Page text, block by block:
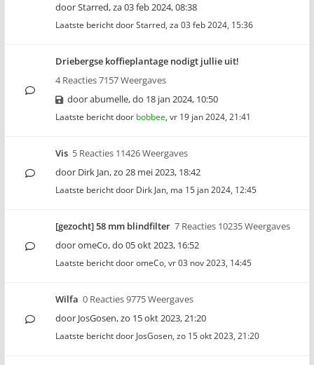
doorStarred,za 03 feb 2024, 08:38
Laatste bericht doorStarred, za 03 feb 2024, 15:36
Driebergse koffieplantage nodigt jullie uit!
4 Reacties 7157 Weergaves
doorabumelle,do 18 jan 2024, 10:50
Laatste bericht door bobbee, vr 19 jan 2024, 21:41
Vis 5 Reacties 11426 Weergaves
door Dirk Jan,zo 28 mei 2023, 18:42
Laatste bericht door Dirk Jan, ma 15 jan 2024, 12:45
[gezocht] 58 mm blindfilter 7 Reacties 10235 Weergaves
dooromeCo,do 05 okt 2023, 16:52
Laatste bericht dooromeCo, vr 03 nov 2023, 14:45
Wilfa 0 Reacties 9775 Weergaves
door JosGosen,zo 15 okt 2023, 21:20
Laatste bericht door JosGosen, zo 15 okt 2023, 21:20